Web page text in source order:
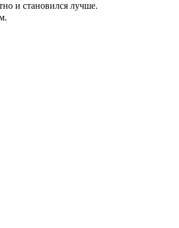
и становился лучше.